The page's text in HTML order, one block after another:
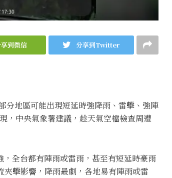
到微信 分享到Twitter
地區可能出現短延時強降雨、雷擊、強陣
，中央氣象署建議，趁天氣空檔檢查周遭
全台都有陣雨或雷雨，甚至有短延時豪雨
擊影響，降雨最劇，各地易有陣雨或雷